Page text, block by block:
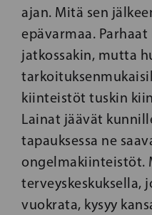
ajan. Mitä sen
epävarmaa.
jatkossakin, mutta
kiinteistöt tuskin
Lainat jäävät
tapauksessa ne
ongelmakiinteistöt.
terveyskeskuksella,
vuokrata, kysyy